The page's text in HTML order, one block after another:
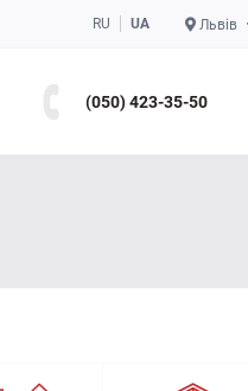
RU UA Львів
(050) 423-35-50